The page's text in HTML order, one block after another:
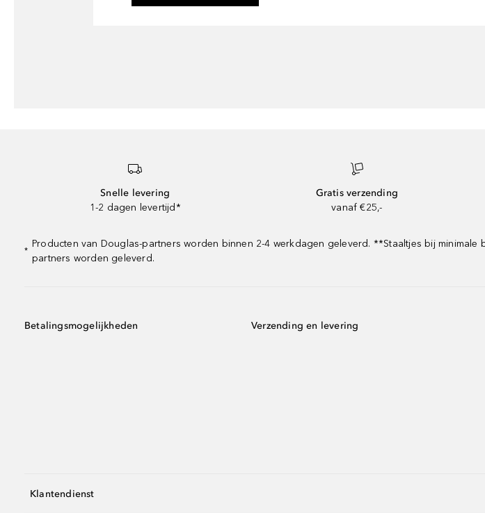
Snelle levering
1-2 dagen levertijd*
Gratis verzending
vanaf €25,-
*
Producten van Douglas-partners worden binnen 2-4 werkdagen geleverd. **Staaltjes bij
partners worden geleverd.
Betalingsmogelijkheden Verzending en levering
Klantendienst